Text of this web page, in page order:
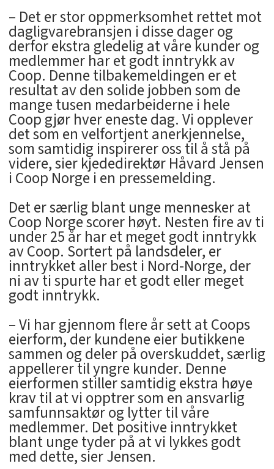
– Det er stor oppmerksomhet rettet mot
dagligvarebransjen i disse dager og
derfor ekstra gledelig at våre kunder og
medlemmer har et godt inntrykk av
Coop. Denne tilbakemeldingen er et
resultat av den solide jobben som de
mange tusen medarbeiderne i hele
Coop gjør hver eneste dag. Vi opplever
det som en velfortjent anerkjennelse,
som samtidig inspirerer oss til å stå på
videre, sier kjededirektør Håvard Jensen
i Coop Norge i en pressemelding.
Det er særlig blant unge mennesker at
Coop Norge scorer høyt. Nesten fire av ti
under 25 år har et meget godt inntrykk
av Coop. Sortert på landsdeler, er
inntrykket aller best i Nord-Norge, der
ni av ti spurte har et godt eller meget
godt inntrykk.
– Vi har gjennom flere år sett at Coops
eierform, der kundene eier butikkene
sammen og deler på overskuddet, særlig
appellerer til yngre kunder. Denne
eierformen stiller samtidig ekstra høye
krav til at vi opptrer som en ansvarlig
samfunnsaktør og lytter til våre
medlemmer. Det positive inntrykket
blant unge tyder på at vi lykkes godt
med dette, sier Jensen.